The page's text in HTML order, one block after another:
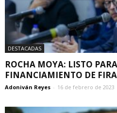
DESTACADAS
ROCHA MOYA: LISTO
FINANCIAMIENTO DE FIRA
Adoniván Reyes - 16 de febrero de 2023